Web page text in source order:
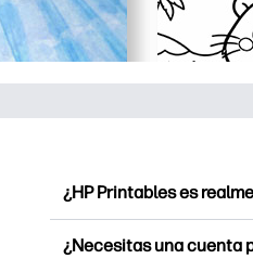
¿HP Printables es
¿Necesitas una cuenta